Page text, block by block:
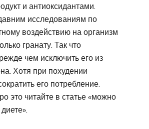
и антиоксидантами.
исследованиям по
воздействию на организм
гранату. Так что
чем исключить его из
Хотя при похудении
его потребление.
это читайте в статье «можно